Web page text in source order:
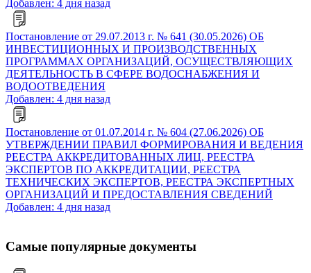
Добавлен: 4 дня назад
Постановление от 29.07.2013 г. № 641 (30.05.2026) ОБ
ИНВЕСТИЦИОННЫХ И ПРОИЗВОДСТВЕННЫХ
ПРОГРАММАХ ОРГАНИЗАЦИЙ, ОСУЩЕСТВЛЯЮЩИХ
ДЕЯТЕЛЬНОСТЬ В СФЕРЕ ВОДОСНАБЖЕНИЯ И
ВОДООТВЕДЕНИЯ
Добавлен: 4 дня назад
Постановление от 01.07.2014 г. № 604 (27.06.2026) ОБ
УТВЕРЖДЕНИИ ПРАВИЛ ФОРМИРОВАНИЯ И ВЕДЕНИЯ
РЕЕСТРА АККРЕДИТОВАННЫХ ЛИЦ, РЕЕСТРА
ЭКСПЕРТОВ ПО АККРЕДИТАЦИИ, РЕЕСТРА
ТЕХНИЧЕСКИХ ЭКСПЕРТОВ, РЕЕСТРА ЭКСПЕРТНЫХ
ОРГАНИЗАЦИЙ И ПРЕДОСТАВЛЕНИЯ СВЕДЕНИЙ
Добавлен: 4 дня назад
Самые популярные документы